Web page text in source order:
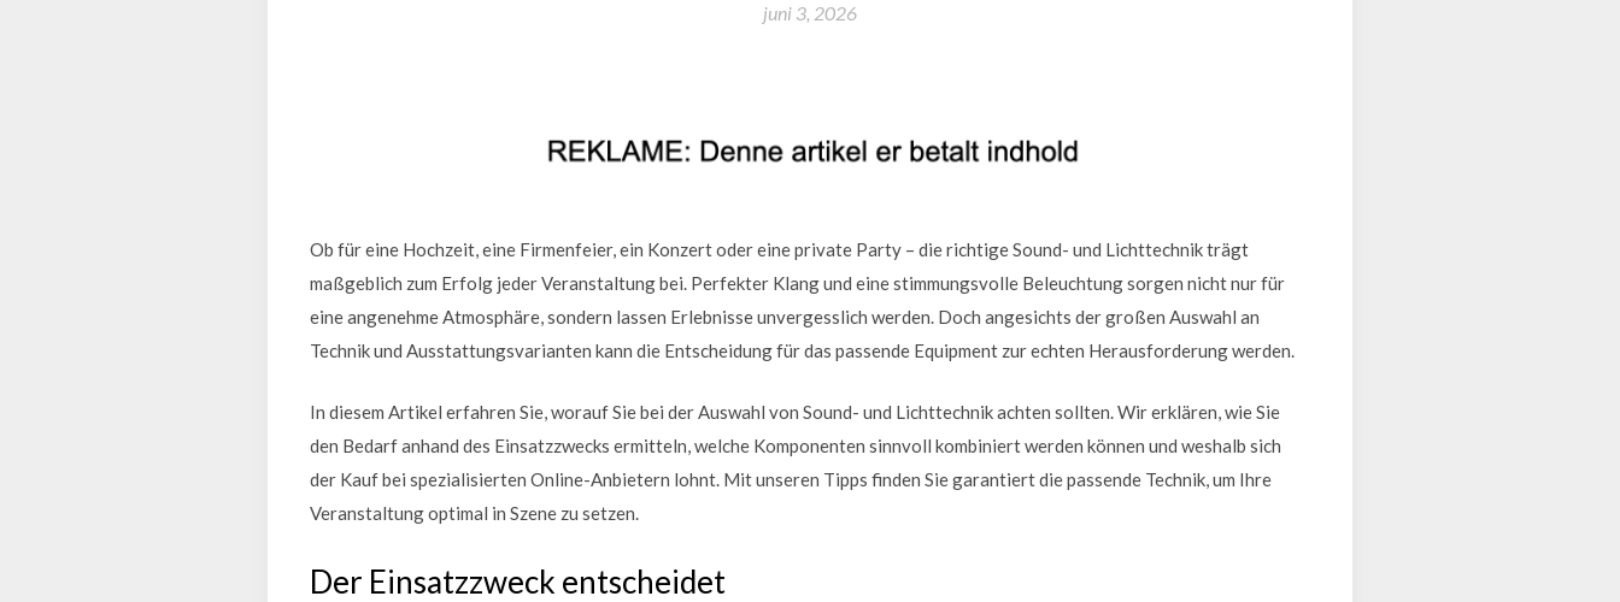
juni 3, 2026
Ob für eine Hochzeit, eine Firmenfeier, ein Konzert oder eine private Party – die richtige Sound- und Lichttechnik trägt
maßgeblich zum Erfolg jeder Veranstaltung bei. Perfekter Klang und eine stimmungsvolle Beleuchtung sorgen nicht nur für
eine angenehme Atmosphäre, sondern lassen Erlebnisse unvergesslich werden. Doch angesichts der großen Auswahl an
Technik und Ausstattungsvarianten kann die Entscheidung für das passende Equipment zur echten Herausforderung werden.
In diesem Artikel erfahren Sie, worauf Sie bei der Auswahl von Sound- und Lichttechnik achten sollten. Wir erklären, wie Sie
den Bedarf anhand des Einsatzzwecks ermitteln, welche Komponenten sinnvoll kombiniert werden können und weshalb sich
der Kauf bei spezialisierten Online-Anbietern lohnt. Mit unseren Tipps finden Sie garantiert die passende Technik, um Ihre
Veranstaltung optimal in Szene zu setzen.
Der Einsatzzweck entscheidet